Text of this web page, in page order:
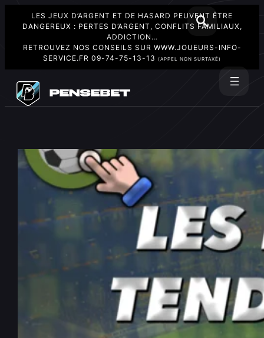
LES JEUX D’ARGENT ET DE HASARD PEUVENT ÊTRE
DANGEREUX : PERTES D’ARGENT, CONFLITS FAMILIAUX,
ADDICTION…
RETROUVEZ NOS CONSEILS SUR WWW.JOUEURS-INFO-
SERVICE.FR 09-74-75-13-13 (APPEL NON SURTAXÉ)
contenu
Les meilleures tendances
FOOT ‘Gagne sans concéder’
du 21-05-2026